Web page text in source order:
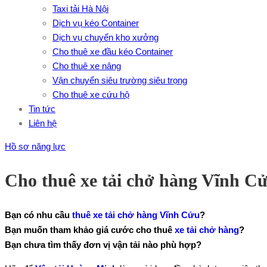
Taxi tải Hà Nội
Dịch vụ kéo Container
Dịch vụ chuyển kho xưởng
Cho thuê xe đầu kéo Container
Cho thuê xe nâng
Vận chuyển siêu trường siêu trọng
Cho thuê xe cứu hộ
Tin tức
Liên hệ
Hồ sơ năng lực
Cho thuê xe tải chở hàng Vĩnh
Bạn có nhu cầu thuê xe tải chở hàng Vĩnh Cửu?
Bạn muốn tham khảo giá cước cho thuê xe tải chở hàng?
Bạn chưa tìm thấy đơn vị vận tải nào phù hợp?